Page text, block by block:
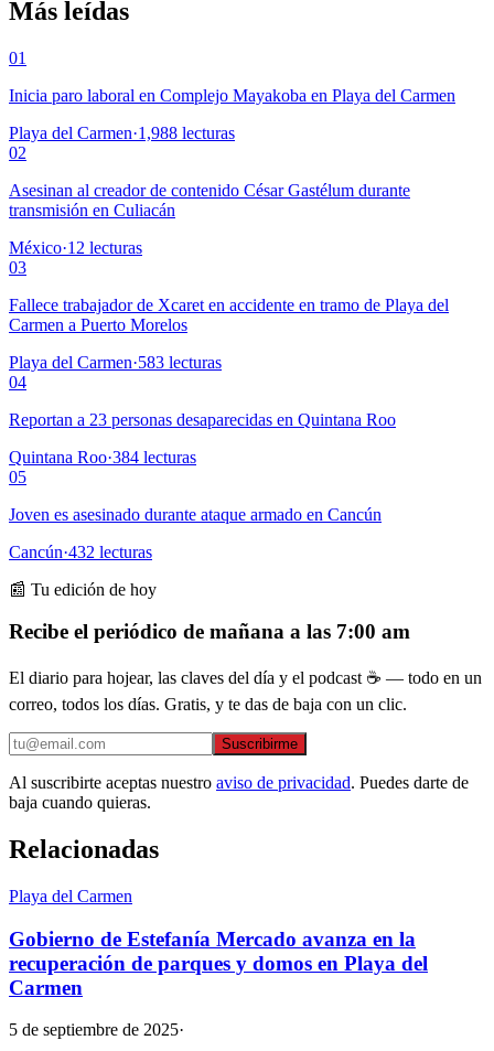
Más leídas
01
Inicia paro laboral en Complejo Mayakoba en Playa del Carmen
Playa del Carmen·1,988 lecturas
02
Asesinan al creador de contenido César Gastélum durante
transmisión en Culiacán
México·12 lecturas
03
Fallece trabajador de Xcaret en accidente en tramo de Playa del
Carmen a Puerto Morelos
Playa del Carmen·583 lecturas
04
Reportan a 23 personas desaparecidas en Quintana Roo
Quintana Roo·384 lecturas
05
Joven es asesinado durante ataque armado en Cancún
Cancún·432 lecturas
📰 Tu edición de hoy
Recibe el periódico de mañana a las 7:00 am
El diario para hojear, las claves del día y el podcast ☕ — todo en un
correo, todos los días. Gratis, y te das de baja con un clic.
Suscribirme
Al suscribirte aceptas nuestro aviso de privacidad. Puedes darte de
baja cuando quieras.
Relacionadas
Playa del Carmen
Gobierno de Estefanía Mercado avanza en la
recuperación de parques y domos en Playa del
Carmen
5 de septiembre de 2025·